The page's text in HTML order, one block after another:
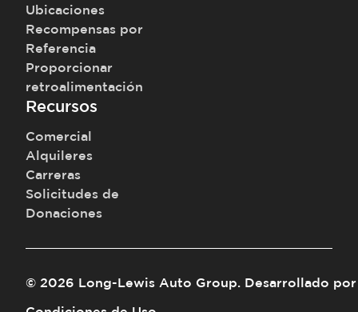
Ubicaciones
Recompensas por
Referencia
Proporcionar
retroalimentación
Recursos
Comercial
Alquileres
Carreras
Solicitudes de
Donaciones
© 2026 Long-Lewis Auto Group. Desarrollado por